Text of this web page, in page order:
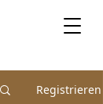
Registrieren